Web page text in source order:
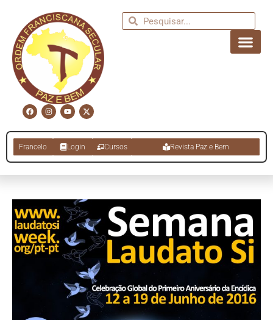
Francelo Login Cursos Revista Paz e Bem